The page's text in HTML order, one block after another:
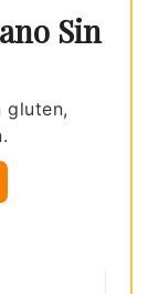
Sin
gluten,